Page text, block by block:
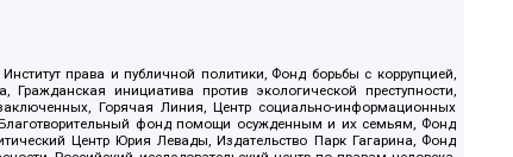
права и публичной политики, Фонд борьбы с коррупцией,
инициатива против экологической преступности,
Горячая Линия, Центр социально-информационных
фонд помощи осужденным и их семьям, Фонд
Центр Юрия Левады, Издательство Парк Гагарина, Фонд